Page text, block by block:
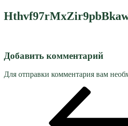
Добавить комментарий
Для отправки комментария вам